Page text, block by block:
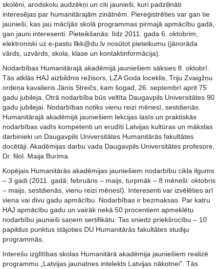
skolēni, arodskolu audzēkņi un citi jaunieši, kuri padziļināti
interesējas par humanitārajām zinātnēm. Piereģistrēties var gan tie
jaunieši, kas jau mācījās skolā programmas pirmajā apmācību gadā,
gan jauni interesenti. Pieteikšanās: līdz 2011. gada 6. oktobrim,
elektroniski uz e-pastu llkk@du.lv nosūtot pieteikumu (jānorāda
vārds, uzvārds, skola, klase un kontaktinformācija).
Nodarbības Humanitārajā akadēmijā jauniešiem sāksies 8. oktobrī.
Tās atklās HAJ aizbildnis režisors, LZA Goda loceklis, Triju Zvaigžņu
ordeņa kavalieris Jānis Streičs, kam šogad, 26. septembrī aprit 75
gadu jubileja. Otrā nodarbība būs veltīta Daugavpils Universitātes 90
gadu jubilejai. Nodarbības notiks vienu reizi mēnesī, sestdienās.
Humanitārajā akadēmijā jauniešiem lekcijas lasīs un praktiskās
nodarbības vadīs kompetenti un erudīti Latvijas kultūras un mākslas
darbinieki un Daugavpils Universitātes Humanitārās fakultātes
docētāji. Akadēmijas darbu vada Daugavpils Universitātes profesore,
Dr. filol. Maija Burima.
Kopējais Humanitārās akadēmijas jauniešiem nodarbību cikla ilgums
– 3 gadi (2011. gadā: februāris – maijs, turpmāk – 8 mēneši: oktobris
– maijs, sestdienās, vienu reizi mēnesī). Interesenti var izvēlēties arī
viena vai divu gadu apmācību. Nodarbības ir bezmaksas. Par katru
HAJ apmācību gadu un vairāk nekā 50 procentiem apmeklētu
nodarbību jaunieši saņem sertifikātu. Tas sniedz priekšrocību – 10
papildus punktus stājoties DU Humanitārās fakultātes studiju
programmās.
Interešu izglītības skolas Humanitārā akadēmija jauniešiem realizē
programmu „Latvijas jaunatnes intelekts Latvijas nākotnei". Tās